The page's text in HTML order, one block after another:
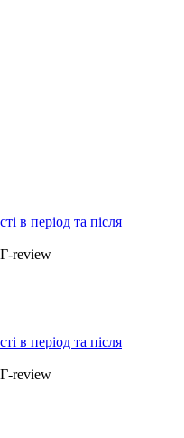
в період та після
review
в період та після
review